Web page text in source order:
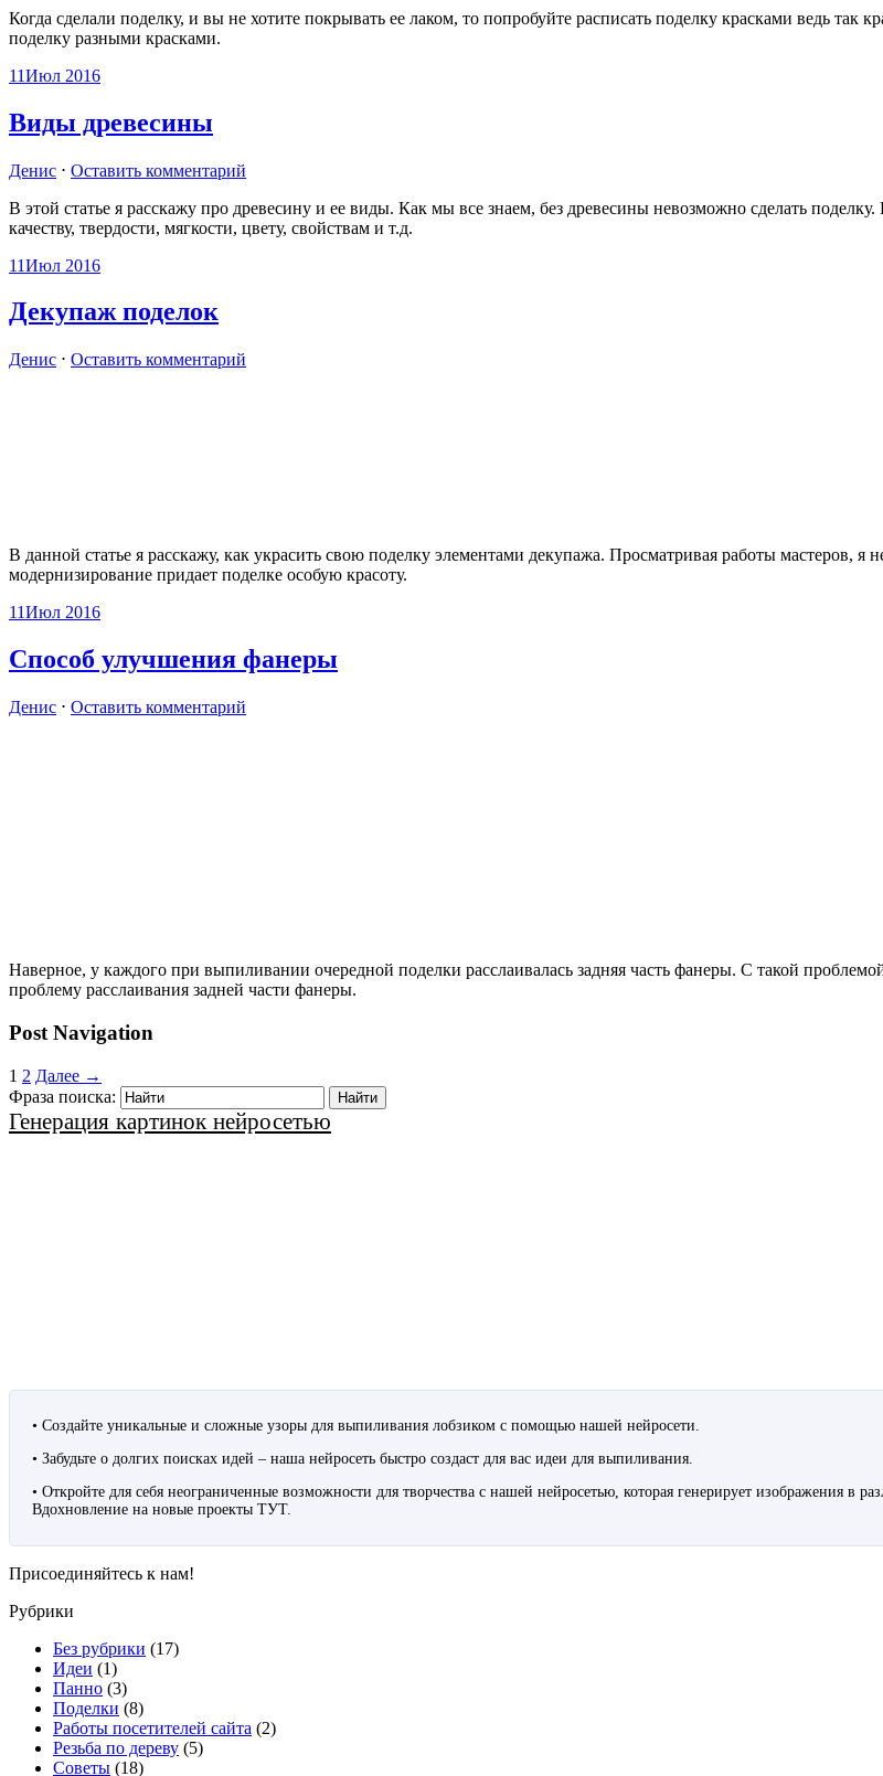
Когда сделали поделку, и вы не хотите покрывать ее лаком, то попробуйте расписать поделку красками ведь так
поделку разными красками.
11Июл 2016
Виды древесины
Денис ⋅ Оставить комментарий
В этой статье я расскажу про древесину и ее виды. Как мы все знаем, без древесины невозможно сделать
качеству, твердости, мягкости, цвету, свойствам и т.д.
11Июл 2016
Декупаж поделок
Денис ⋅ Оставить комментарий
В данной статье я расскажу, как украсить свою поделку элементами декупажа. Просматривая работы мастеров, я
модернизирование придает поделке особую красоту.
11Июл 2016
Способ улучшения фанеры
Денис ⋅ Оставить комментарий
Наверное, у каждого при выпиливании очередной поделки расслаивалась задняя часть фанеры. С такой
проблему расслаивания задней части фанеры.
Post Navigation
1 2 Далее →
Фраза поиска:
Генерация картинок нейросетью
• Создайте уникальные и сложные узоры для выпиливания лобзиком с помощью нашей нейросети.
• Забудьте о долгих поисках идей – наша нейросеть быстро создаст для вас идеи для выпиливания.
• Откройте для себя неограниченные возможности для творчества с нашей нейросетью, которая генерирует изображения в
Вдохновление на новые проекты ТУТ.
Присоединяйтесь к нам!
Рубрики
Без рубрики (17)
Идеи (1)
Панно (3)
Поделки (8)
Работы посетителей сайта (2)
Резьба по дереву (5)
Советы (18)